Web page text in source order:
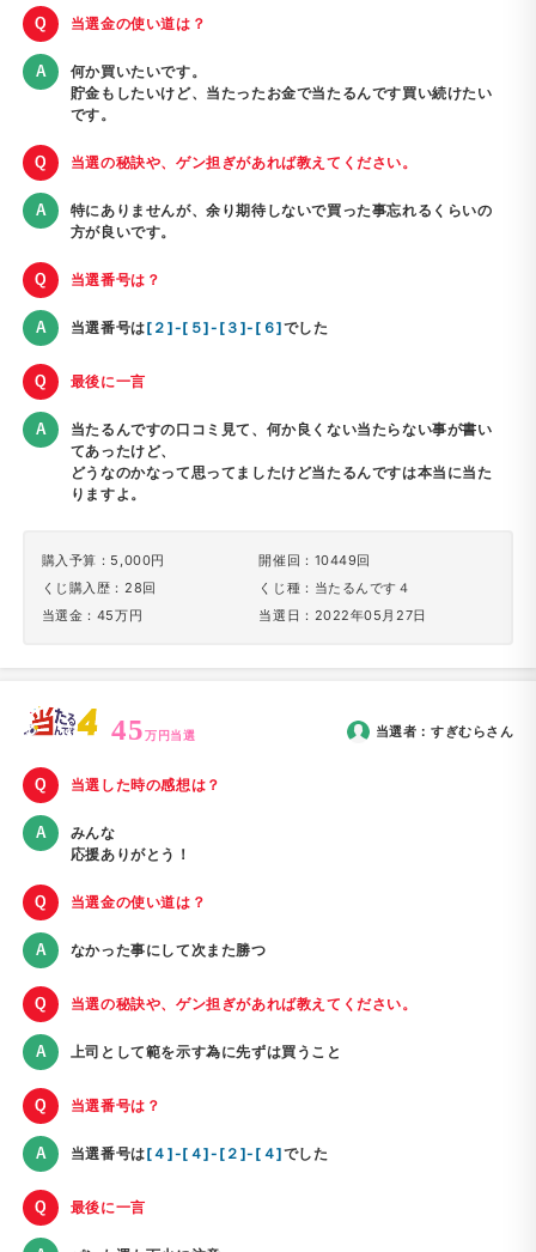
当選金の使い道は？
何か買いたいです。
貯金もしたいけど、当たったお金で当たるんです買い続けたい
です。
当選の秘訣や、ゲン担ぎがあれば教えてください。
特にありませんが、余り期待しないで買った事忘れるくらいの
方が良いです。
当選番号は？
当選番号は[２]-[５]-[３]-[６]でした
最後に一言
当たるんですの口コミ見て、何か良くない当たらない事が書い
てあったけど、
どうなのかなって思ってましたけど当たるんですは本当に当た
りますよ。
購入予算：5,000円
くじ購入歴：28回
当選金：45万円
開催回：10449回
くじ種：当たるんです４
当選日：2022年05月27日
45万円当選 当選者： すぎむらさん
当選した時の感想は？
みんな
応援ありがとう！
当選金の使い道は？
なかった事にして次また勝つ
当選の秘訣や、ゲン担ぎがあれば教えてください。
上司として範を示す為に先ずは買うこと
当選番号は？
当選番号は[４]-[４]-[２]-[４]でした
最後に一言